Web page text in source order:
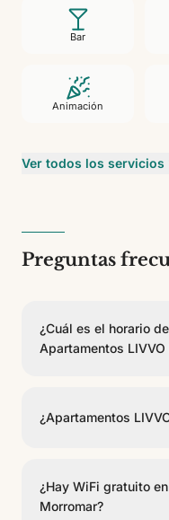
Bar
Animación
Ver todos los servicios
Preguntas
¿Cuál es el horario
Apartamentos LIVVO
¿Apartamentos
infantil para los más
¿Hay WiFi gratuito
Morromar?